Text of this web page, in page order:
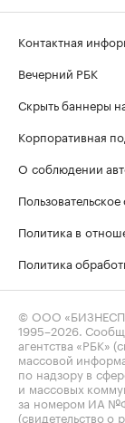
Контактная
Вечерний РБК
Скрыть баннеры
Корпоративная
О соблюдении
Политика в
Политика
© ООО
1995–2026 .
агентства «РБК»
массовой
по надзору в
и массовых
за номером ИА
(свидетельство о